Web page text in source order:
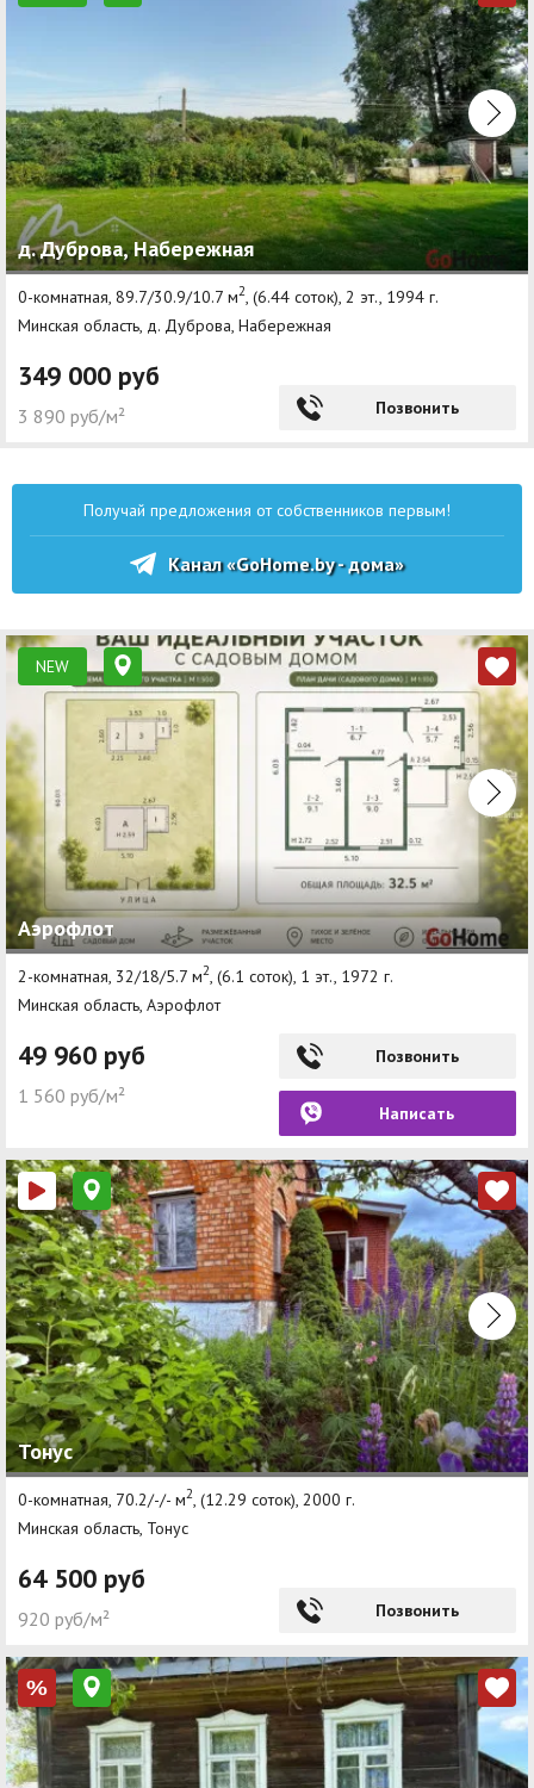
д. Дуброва, Набережная
0-комнатная, 89.7/30.9/10.7 м2, (6.44 соток), 2 эт., 1994 г.
Минская область, д. Дуброва, Набережная
349 000 руб
3 890 руб/м² Позвонить
Получай предложения от собственников первым!
Канал «GoHome.by - дома»
NEW
Аэрофлот
2-комнатная, 32/18/5.7 м2 , (6.1 соток), 1 эт., 1972 г.
Минская область, Аэрофлот
49 960 руб
1 560 руб/м²
Позвонить
Написать
Тонус
0-комнатная, 70.2/-/- м2, (12.29 соток), 2000 г.
Минская область, Тонус
64 500 руб
920 руб/м² Позвонить
%